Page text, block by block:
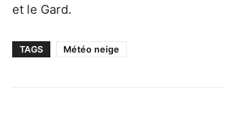
et le Gard.
TAGS Météo neige